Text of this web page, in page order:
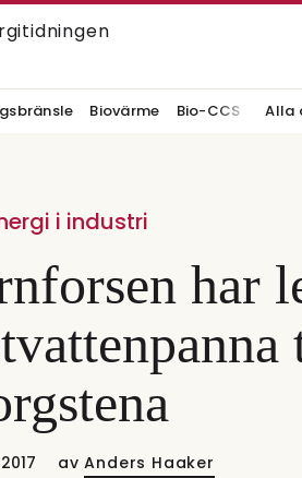
Biovärme Bio-CCS Alla
i industri
har
av Anders Haaker